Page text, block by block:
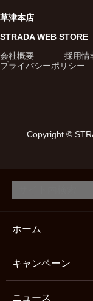
草津本店
STRADA WEB STORE
会社概要 採用情
プライバシーポリシー
Copyright ©
ホーム
キャンペーン
ニュース